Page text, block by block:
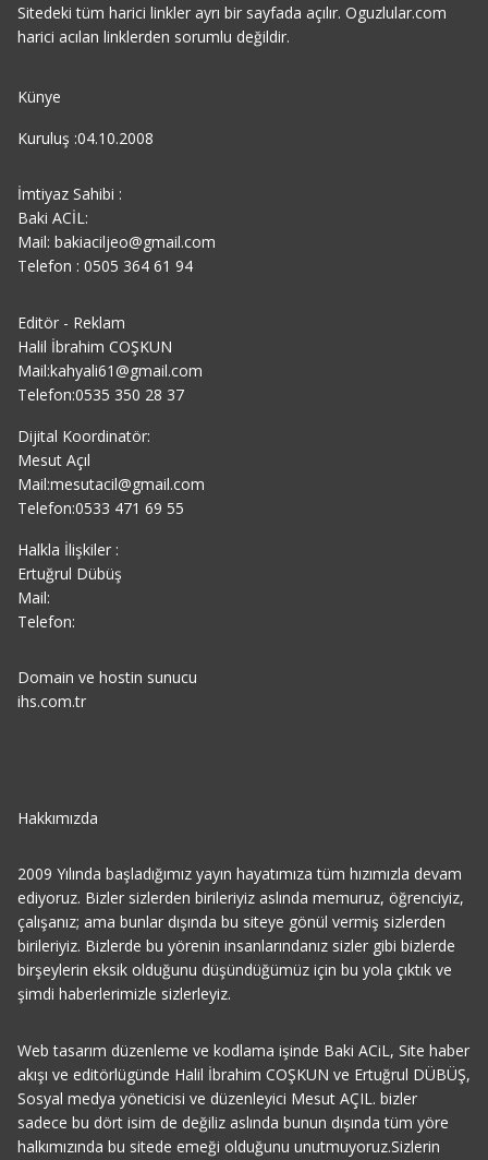
Sitedeki tüm harici linkler ayrı bir sayfada açılır. Oguzlular.com
harici acılan linklerden sorumlu değildir.
Künye
Kuruluş :04.10.2008
İmtiyaz Sahibi :
Baki ACİL:
Mail: bakiaciljeo@gmail.com
Telefon : 0505 364 61 94
Editör - Reklam
Halil İbrahim COŞKUN
Mail:kahyali61@gmail.com
Telefon:0535 350 28 37
Dijital Koordinatör:
Mesut Açıl
Mail:mesutacil@gmail.com
Telefon:0533 471 69 55
Halkla İlişkiler :
Ertuğrul Dübüş
Mail:
Telefon:
Domain ve hostin sunucu
ihs.com.tr
Hakkımızda
2009 Yılında başladığımız yayın hayatımıza tüm hızımızla devam
ediyoruz. Bizler sizlerden birileriyiz aslında memuruz, öğrenciyiz,
çalışanız; ama bunlar dışında bu siteye gönül vermiş sizlerden
birileriyiz. Bizlerde bu yörenin insanlarındanız sizler gibi bizlerde
birşeylerin eksik olduğunu düşündüğümüz için bu yola çıktık ve
şimdi haberlerimizle sizlerleyiz.
Web tasarım düzenleme ve kodlama işinde Baki ACiL, Site haber
akışı ve editörlügünde Halil İbrahim COŞKUN ve Ertuğrul DÜBÜŞ,
Sosyal medya yöneticisi ve düzenleyici Mesut AÇIL. bizler
sadece bu dört isim de değiliz aslında bunun dışında tüm yöre
halkımızında bu sitede emeği olduğunu unutmuyoruz.Sizlerin